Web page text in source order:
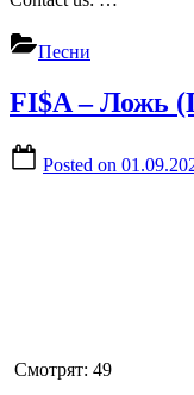
Песни
FI$A – Ложь
Posted on
Смотрят: 49